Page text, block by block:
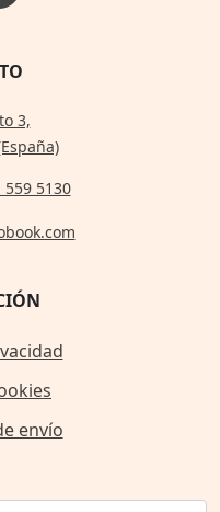
3,
559 5130
envío